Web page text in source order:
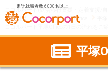
累計就職者数 6,000名以上
ココルポート(就労移行支援・定着支援/
神奈川県
平塚市 平塚Office
ココルポート平塚Officeの1日の流れをご紹
平塚